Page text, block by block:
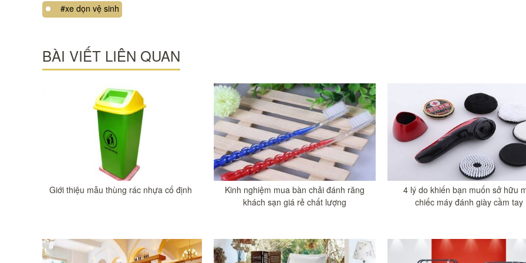
#xe dọn vệ sinh
BÀI VIẾT LIÊN QUAN
Giới thiệu mẫu thùng rác nhựa cố định
Kinh nghiệm mua bàn chải đánh răng
khách sạn giá rẻ chất lượng
4 lý do khiến bạn muốn sở hữu
chiếc máy đánh giày cầm tay